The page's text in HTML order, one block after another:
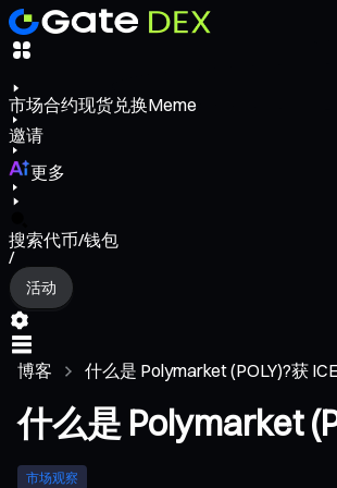
市场合约现货兑换Meme
邀请
更多
搜索代币/钱包
/
活动
博客 什么是 Polymarket (POLY)?获
什么是 Polymarket
市场观察